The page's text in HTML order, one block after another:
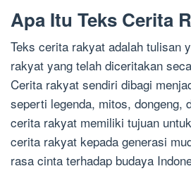
Apa Itu Teks Cerita
Teks cerita rakyat adalah tulisan
rakyat yang telah diceritakan
Cerita rakyat sendiri dibagi
seperti legenda, mitos, dongeng,
cerita rakyat memiliki tujuan
cerita rakyat kepada generasi
rasa cinta terhadap budaya